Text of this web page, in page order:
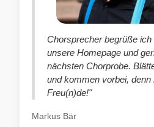
Chorsprecher begrüße
unsere Homepage und
nächsten Chorprobe.
und kommen vorbei,
Freu(n)de!"
Markus Bär